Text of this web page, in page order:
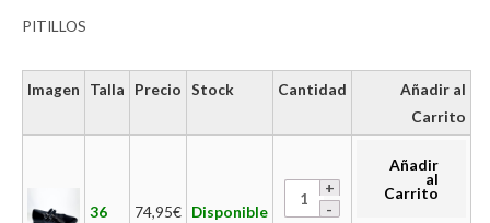
PITILLOS
Imagen Talla Precio Stock Cantidad
Añadir al
Carrito
36 74,95€ Disponible
Añadir
al
Carrito